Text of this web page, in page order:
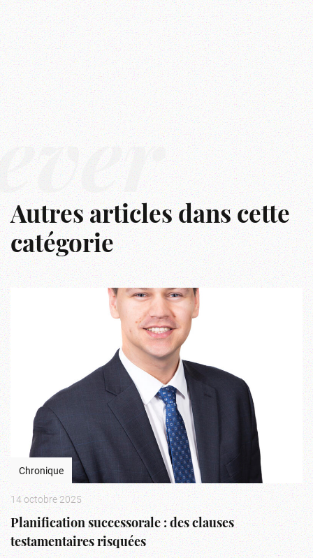
Autres articles dans cette
catégorie
Chronique
14 octobre 2025
Planification successorale : des clauses
testamentaires risquées